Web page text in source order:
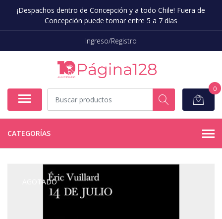
¡Despachos dentro de Concepción y a todo Chile! Fuera de
Concepción puede tomar entre 5 a 7 días
Ingreso/Registro
0
CATEGORÍAS
AGOTADO